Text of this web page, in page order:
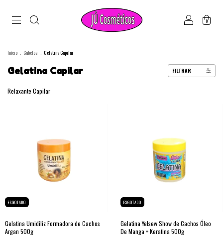
0
Início . Cabelos . Gelatina Capilar
Gelatina Capilar FILTRAR
Relaxante Capilar
ESGOTADO
Gelatina Umidiliz Formadora de Cachos
Argan 500g
ESGOTADO
Gelatina Yelsew Show de Cachos Óleo
De Manga + Keratina 500g